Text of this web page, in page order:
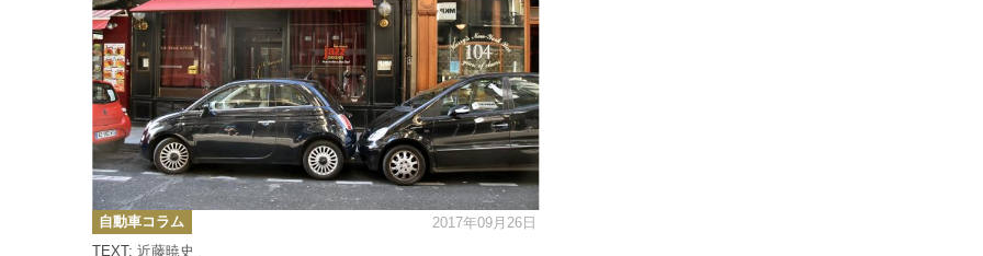
TEXT: 近藤暁史
カ
テ
ゴ
自動車コラム 2017年09月26日